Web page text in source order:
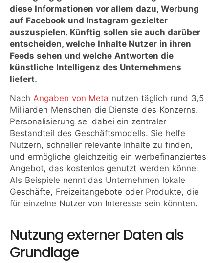
diese Informationen vor allem dazu, Werbung
auf Facebook und Instagram gezielter
auszuspielen. Künftig sollen sie auch darüber
entscheiden, welche Inhalte Nutzer in ihren
Feeds sehen und welche Antworten die
künstliche Intelligenz des Unternehmens
liefert.
Nach Angaben von Meta nutzen täglich rund 3,5
Milliarden Menschen die Dienste des Konzerns.
Personalisierung sei dabei ein zentraler
Bestandteil des Geschäftsmodells. Sie helfe
Nutzern, schneller relevante Inhalte zu finden,
und ermögliche gleichzeitig ein werbefinanziertes
Angebot, das kostenlos genutzt werden könne.
Als Beispiele nennt das Unternehmen lokale
Geschäfte, Freizeitangebote oder Produkte, die
für einzelne Nutzer von Interesse sein könnten.
Nutzung externer Daten als
Grundlage